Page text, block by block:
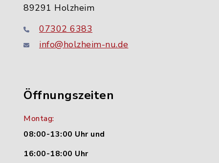
89291 Holzheim
07302 6383
info@holzheim-nu.de
Öffnungszeiten
Montag:
08:00-13:00 Uhr und
16:00-18:00 Uhr